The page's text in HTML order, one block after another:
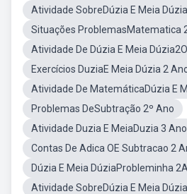
Atividade SobreDúzia E Meia
Situações ProblemasMatematica
Atividade De Dúzia E Meia
Exercícios DuziaE Meia Dúzia 2
Atividade De MatemáticaDúzia E
Problemas DeSubtração 2º Ano
Atividade Duzia E MeiaDuzia 3 Ano
Contas De Adica OE Subtracao 2
Dúzia E Meia DúziaProbleminha
Atividade SobreDúzia E Meia